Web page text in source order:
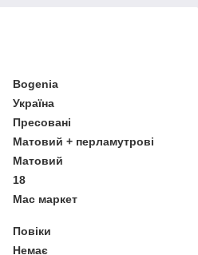
Bogenia
Україна
Пресовані
Матовий + перламутрові
Матовий
18
Мас маркет
Повіки
Немає